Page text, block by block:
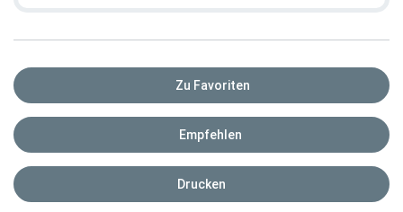
Zu Favoriten
Empfehlen
Drucken